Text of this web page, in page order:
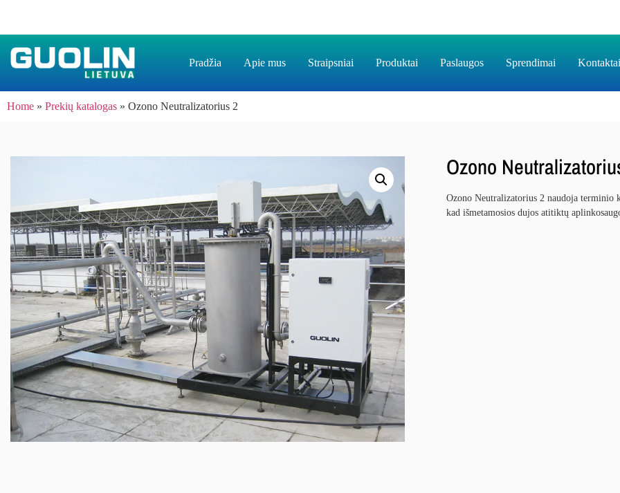
Pradžia Apie mus Straipsniai Produktai Paslaugos Sprendimai Kontaktai
Home » Prekių katalogas » Ozono Neutralizatorius 2
Ozono
Ozono Neutralizatorius 2 naudoja terminio
kad išmetamosios dujos atitiktų